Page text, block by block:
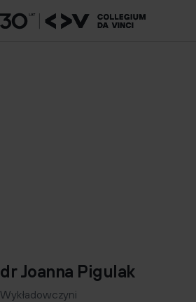
dr Joanna Pigulak
Wykładowczyni